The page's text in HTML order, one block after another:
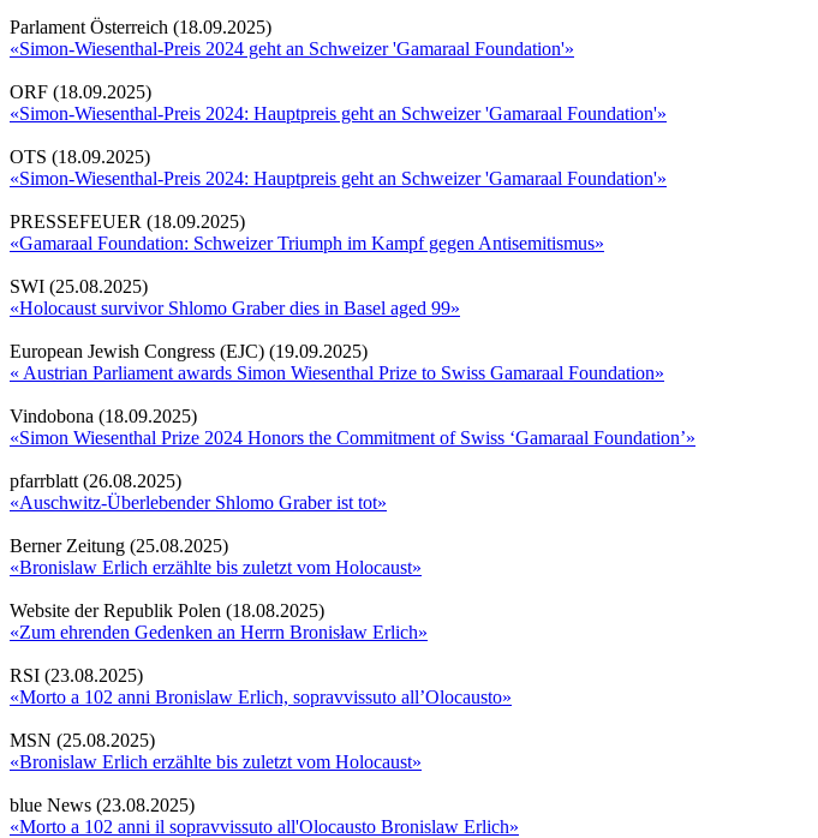
Parlament Österreich (18.09.2025)
«Simon-Wiesenthal-Preis 2024 geht an Schweizer 'Gamaraal Foundation'»
ORF (18.09.2025)
«Simon-Wiesenthal-Preis 2024: Hauptpreis geht an Schweizer 'Gamaraal Foundation'»
OTS (18.09.2025)
«Simon-Wiesenthal-Preis 2024: Hauptpreis geht an Schweizer 'Gamaraal Foundation'»
PRESSEFEUER (18.09.2025)
«Gamaraal Foundation: Schweizer Triumph im Kampf gegen Antisemitismus»
SWI (25.08.2025)
«Holocaust survivor Shlomo Graber dies in Basel aged 99»
European Jewish Congress (EJC) (19.09.2025)
« Austrian Parliament awards Simon Wiesenthal Prize to Swiss Gamaraal Foundation»
Vindobona (18.09.2025)
«Simon Wiesenthal Prize 2024 Honors the Commitment of Swiss ‘Gamaraal Foundation’»
pfarrblatt (26.08.2025)
«Auschwitz-Überlebender Shlomo Graber ist tot»
Berner Zeitung (25.08.2025)
«Bronislaw Erlich erzählte bis zuletzt vom Holocaust»
Website der Republik Polen (18.08.2025)
«Zum ehrenden Gedenken an Herrn Bronisław Erlich»
RSI (23.08.2025)
«Morto a 102 anni Bronislaw Erlich, sopravvissuto all’Olocausto»
MSN (25.08.2025)
«Bronislaw Erlich erzählte bis zuletzt vom Holocaust»
blue News (23.08.2025)
«Morto a 102 anni il sopravvissuto all'Olocausto Bronislaw Erlich»